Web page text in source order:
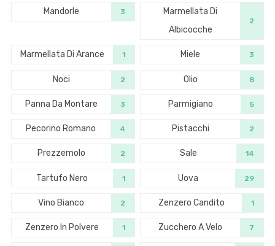
Mandorle 3
Marmellata Di
Albicocche
2
Marmellata Di Arance 1 Miele 3
Noci 2 Olio 8
Panna Da Montare 3 Parmigiano 5
Pecorino Romano 4 Pistacchi 2
Prezzemolo 2 Sale 14
Tartufo Nero 1 Uova 29
Vino Bianco 2 Zenzero Candito 1
Zenzero In Polvere 1 Zucchero A Velo 7